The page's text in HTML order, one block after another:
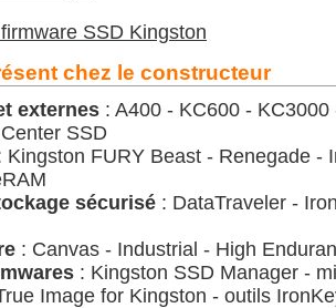
SSD Kingston
chez le constructeur
externes : A400 - KC600 -
SSD
Kingston FURY Beast - Renegade -
sécurisé : DataTraveler -
: Canvas - Industrial - High
: Kingston SSD Manager -
Image for Kingston - outils